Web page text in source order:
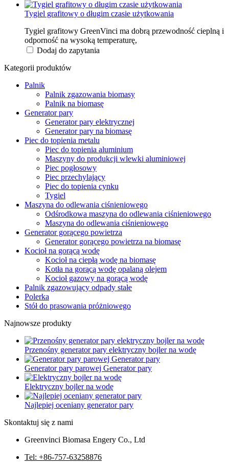
Tygiel grafitowy o długim czasie użytkowania
Tygiel grafitowy GreenVinci ma dobrą przewodność cieplną i
odporność na wysoką temperaturę,
Dodaj do zapytania
Kategorii produktów
Palnik
Palnik zgazowania biomasy
Palnik na biomasę
Generator pary
Generator pary elektrycznej
Generator pary na biomasę
Piec do topienia metalu
Piec do topienia aluminium
Maszyny do produkcji wlewki aluminiowej
Piec pogłosowy
Piec przechylający
Piec do topienia cynku
Tygiel
Maszyna do odlewania ciśnieniowego
Odśrodkowa maszyna do odlewania ciśnieniowego
Maszyna do odlewania ciśnieniowego
Generator gorącego powietrza
Generator gorącego powietrza na biomasę
Kocioł na gorącą wodę
Kocioł na ciepłą wodę na biomasę
Kotła na gorącą wodę opalaną olejem
Kocioł gazowy na gorącą wodę
Palnik zgazowujący odpady stałe
Polerka
Stół do prasowania próżniowego
Najnowsze produkty
Przenośny generator pary elektryczny bojler na wodę
Generator pary parowej Generator pary
Elektryczny bojler na wodę
Najlepiej oceniany generator pary
Skontaktuj się z nami
Greenvinci Biomasa Engery Co., Ltd
Tel: +86-757-63258876